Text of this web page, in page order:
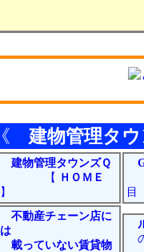
《建物管理タ
建物管理タウンズＱ
【
ＨＯＭＥ
】
目
不動産チェーン店に
は
載っていない賃貸物